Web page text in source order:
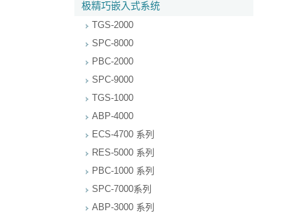
极精巧嵌入式系统
TGS-2000
SPC-8000
PBC-2000
SPC-9000
TGS-1000
ABP-4000
ECS-4700 系列
RES-5000 系列
PBC-1000 系列
SPC-7000系列
ABP-3000 系列